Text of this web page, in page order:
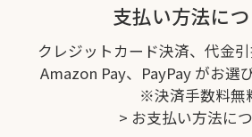
支払い方法に
クレジットカード決済、代金引
Amazon Pay、PayPay がお選
※決済手数料無
> お支払い方法に